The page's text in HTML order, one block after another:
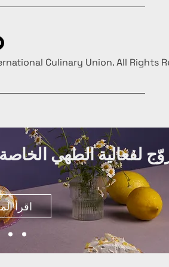
Culinary Union. All Rights
لفعالية الطهي
اقرأ